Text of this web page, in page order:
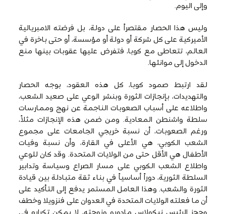
وإلى اليوم.
وليس هذا الحصار مقتصراً على دولة، بل فرضته الامبريالية
الأميركية على كل شركة أو دولة أو مؤسسة، أو حتى باخرة في
العالم، تتعاطى مع كوبا، فتفرض عليها عقوبات بينها منع
الدخول إلى موانئها.
لقد ارتبط صمود كوبا، كل هذه العقود، بوجه الحصار
والتهديدات، بإنجازات الثورة وبنشر الوعي على صعيد الشعب،
واطلاعه على أسباب الصعوبات الناجمة عن نهج وممارسات
سلطة واشنطن المعادية. ومن ضمن هذه الإنجازات مثلاً،
ورغم الصعوبات، أن نسبة خريجي الجامعات على مجموع
الشعب الكوبي، هي الأعلى في القارة، وأن نسبة وفيات
الأطفال هي الأقل حتى من الولايات المتحدة. وقد كان للوعي
واطلاع الشعب الكوبي على مسار الصراع وسياسة وتدابير
السلطة الثورية، دوراً أساسياً في بناء ثقة متبادلة بين قيادة
الثورة والشعب. وهذا العامل المستمر يدفع إلى التأكيد على
أن ما فعلته الولايات المتحدة في العدوان على فنزويلا وخطف
وحجز الرئيس نيكولاس مادورو وزوجته، لا يمكن تكراره في